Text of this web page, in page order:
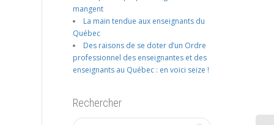
mangent
La main tendue aux enseignants du
Québec
Des raisons de se doter d’un Ordre
professionnel des enseignantes et des
enseignants au Québec : en voici seize !
Rechercher